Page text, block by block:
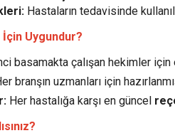
Hastaların tedavisinde
Uygundur?
basamakta çalışan hekimler
branşın uzmanları için
Her hastalığa karşı en güncel